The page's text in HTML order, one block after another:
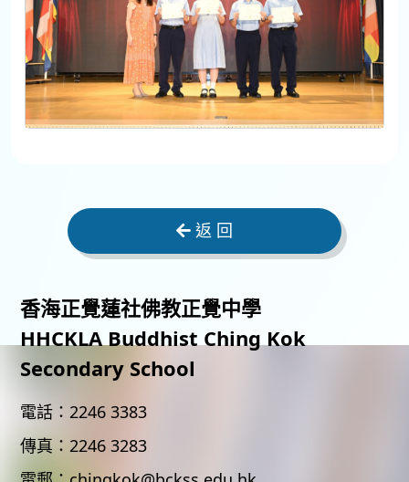
返 回
香海正覺蓮社佛教正覺中學
HHCKLA Buddhist Ching Kok
Secondary School
電話： 2246 3383
傳真： 2246 3283